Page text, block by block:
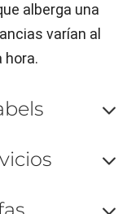
alberga una
varían al
hora.
ou